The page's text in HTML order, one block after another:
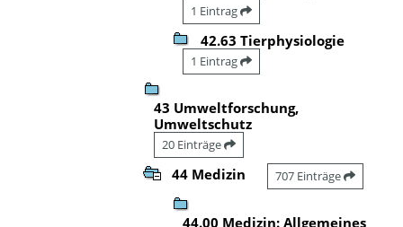
1 Eintrag
42.63 Tierphysiologie
1 Eintrag
43 Umweltforschung,
Umweltschutz
20 Einträge
44 Medizin 707 Einträge
44.00 Medizin: Allgemeines